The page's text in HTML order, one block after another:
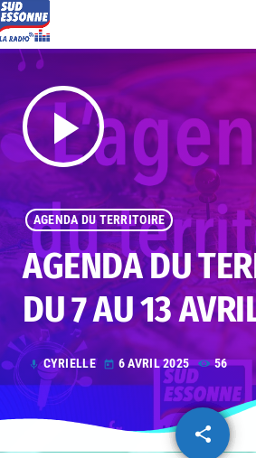
play_arrow
AGENDA DU TERRITOIRE
AGENDA DU
DU 7 AU 13
mic CYRIELLE today 6 AVRIL 2025 56
share
email